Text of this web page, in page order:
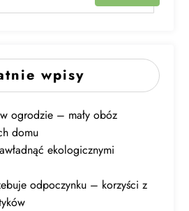
wpisy
ogrodzie – mały obóz
domu
ekologicznymi
odpoczynku – korzyści z